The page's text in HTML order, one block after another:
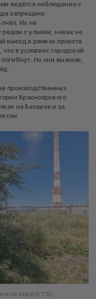
ведётся наблюдение с
запрещено
пчёл. Их не
с ульями, никак не
выезд в рамках проекта
в условиях городской
Но они выжили,
производственных
Красноярского
на Базаихе и за
на каждой ТЭЦ